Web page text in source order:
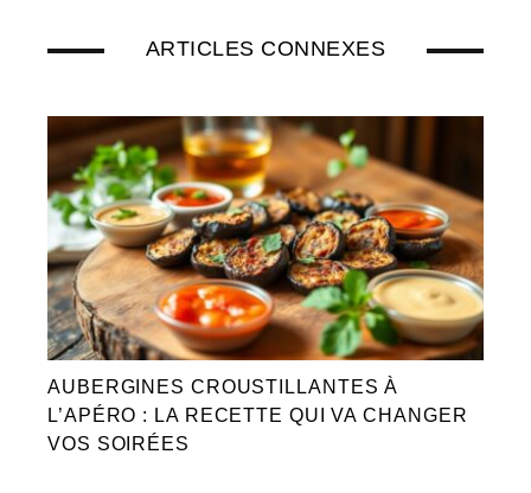
ARTICLES CONNEXES
AUBERGINES CROUSTILLANTES À
L’APÉRO : LA RECETTE QUI VA CHANGER
VOS SOIRÉES